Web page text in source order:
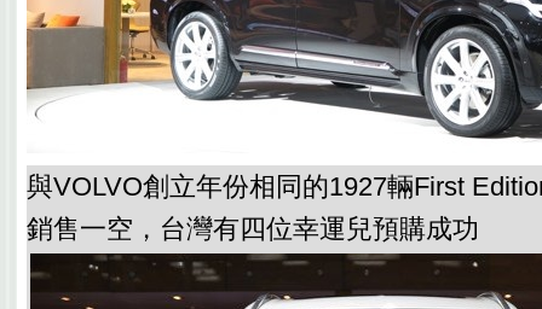
與VOLVO創立年份相同的1927輛First
銷售一空，台灣有四位幸運兒預購成功